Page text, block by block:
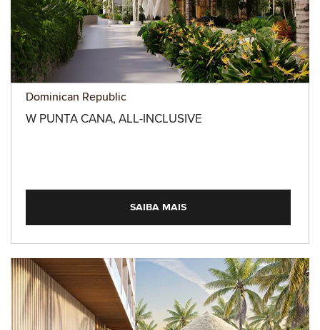
Dominican Republic
W PUNTA CANA, ALL-INCLUSIVE
SAIBA MAIS